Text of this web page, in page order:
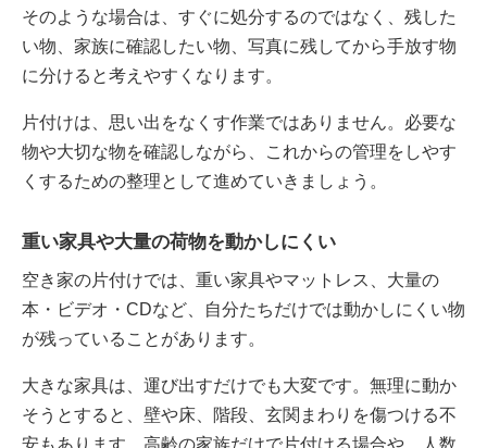
そのような場合は、すぐに処分するのではなく、残した
い物、家族に確認したい物、写真に残してから手放す物
に分けると考えやすくなります。
片付けは、思い出をなくす作業ではありません。必要な
物や大切な物を確認しながら、これからの管理をしやす
くするための整理として進めていきましょう。
重い家具や大量の荷物を動かしにくい
空き家の片付けでは、重い家具やマットレス、大量の
本・ビデオ・CDなど、自分たちだけでは動かしにくい物
が残っていることがあります。
大きな家具は、運び出すだけでも大変です。無理に動か
そうとすると、壁や床、階段、玄関まわりを傷つける不
安もあります。高齢の家族だけで片付ける場合や、人数